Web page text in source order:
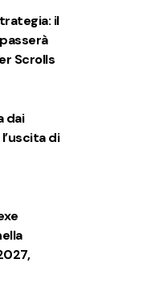
il
Scrolls
dai
di